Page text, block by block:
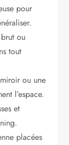
pour
ou
tout
ou une
l’espace.
et
placées